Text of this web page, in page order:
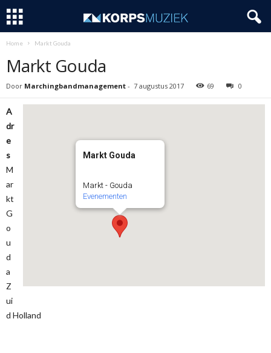
Home Markt Gouda
Markt Gouda
Door Marchingbandmanagement - 7 augustus 2017 69 0
Markt Gouda
Markt - Gouda
Evenementen
A
dr
e
s
M
ar
kt
G
o
u
d
a
Z
ui
d Holland